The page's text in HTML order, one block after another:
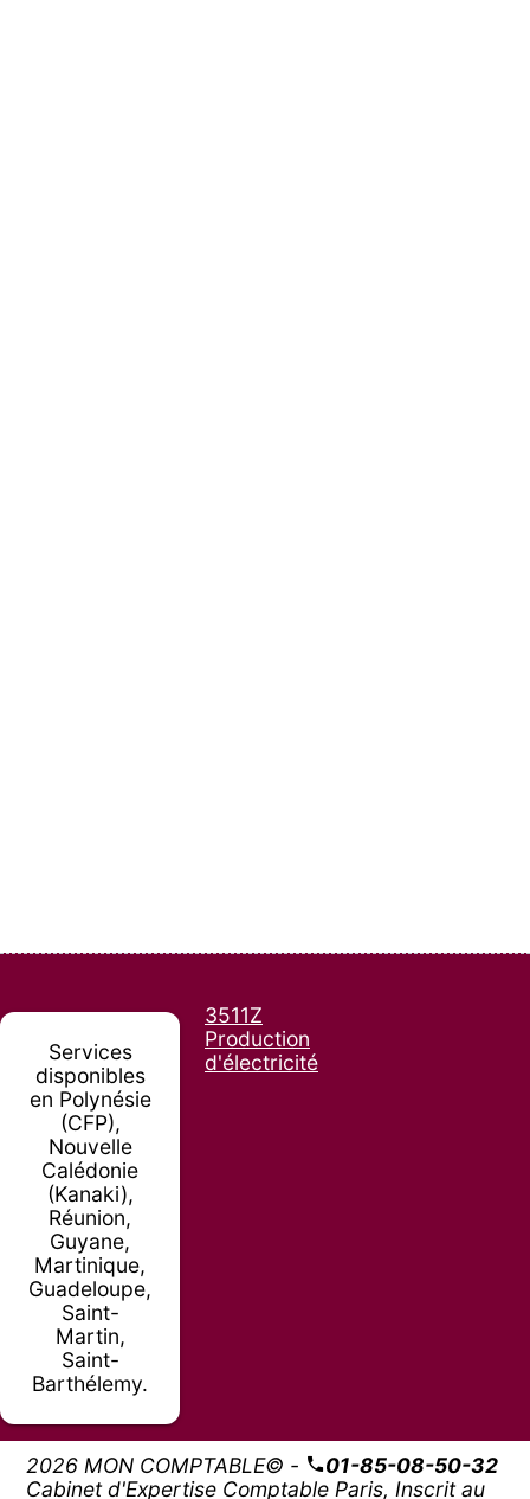
Services
disponibles
en Polynésie
(CFP),
Nouvelle
Calédonie
(Kanaki),
Réunion,
Guyane,
Martinique,
Guadeloupe,
Saint-
Martin,
Saint-
Barthélemy.
3511Z
Production
d'électricité
2026 MON COMPTABLE© -
01-85-08-50-32
Cabinet d'Expertise Comptable Paris, Inscrit au